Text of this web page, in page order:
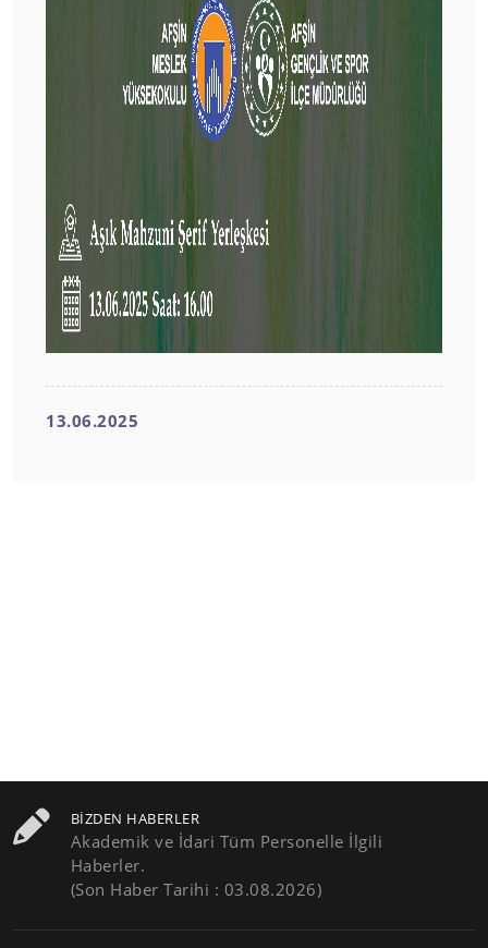
13.06.2025
BIZDEN HABERLER
Akademik ve İdari Tüm Personelle İlgili
Haberler.
(Son Haber Tarihi : 03.08.2026)